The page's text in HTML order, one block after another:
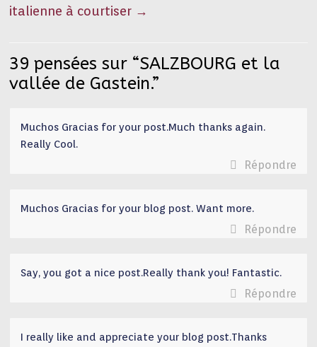
italienne à courtiser →
39 pensées sur “SALZBOURG et la
vallée de Gastein.”
Muchos Gracias for your post.Much thanks again.
Really Cool.
Répondre
Muchos Gracias for your blog post. Want more.
Répondre
Say, you got a nice post.Really thank you! Fantastic.
Répondre
I really like and appreciate your blog post.Thanks